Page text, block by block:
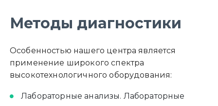
Методы диагностики
Особенностью нашего центра является
применение широкого спектра
высокотехнологичного оборудования:
Лабораторные анализы. Лабораторные